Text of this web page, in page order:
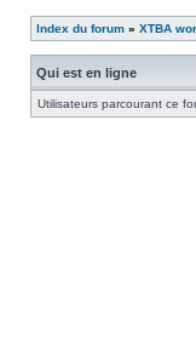
Index du forum » XTBA
Qui est en ligne
Utilisateurs parcourant ce